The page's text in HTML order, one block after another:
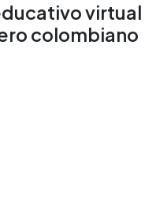
virtual
colombiano